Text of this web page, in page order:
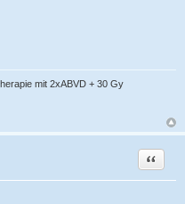
mit 2xABVD + 30 Gy
Zitat